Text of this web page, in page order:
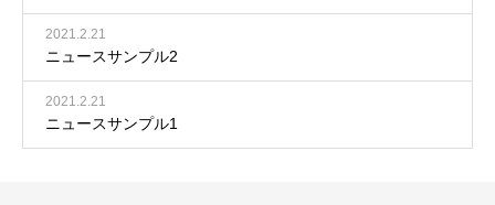
2021.2.21
ニュースサンプル2
2021.2.21
ニュースサンプル1